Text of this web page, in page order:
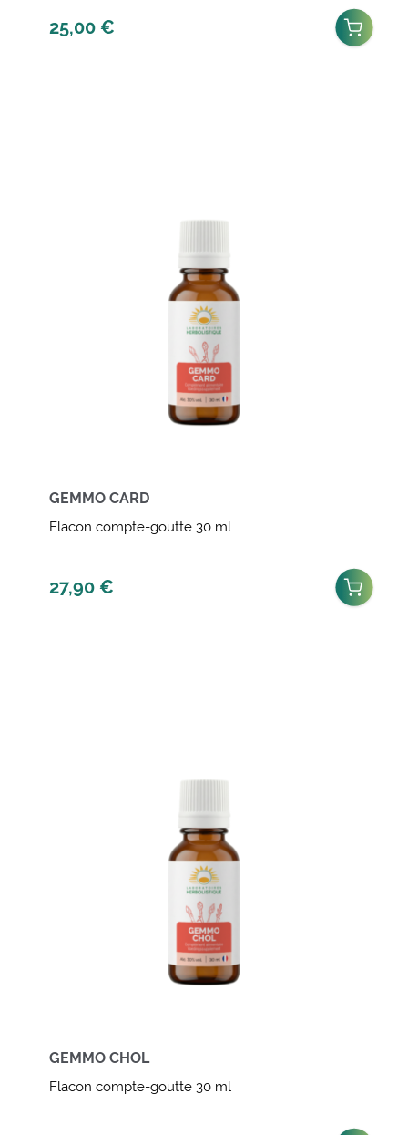
25,00 €
GEMMO CARD
Flacon compte-goutte 30 ml
27,90 €
GEMMO CHOL
Flacon compte-goutte 30 ml